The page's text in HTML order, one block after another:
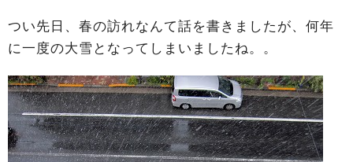
つい先日、春の訪れなんて話を書きましたが、何年
に一度の大雪となってしまいましたね。。